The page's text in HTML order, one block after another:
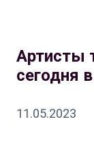
Артисты
сегодня
11.05.2023